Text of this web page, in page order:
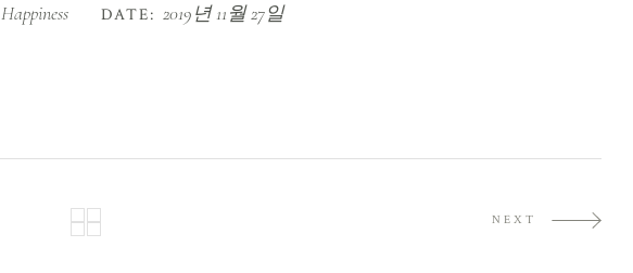
Happiness DATE: 2019년 11월 27일
NEXT